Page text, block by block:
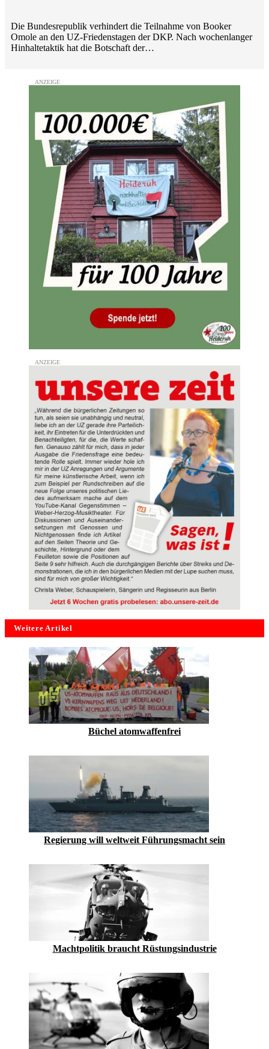
Die Bundesrepublik verhindert die Teilnahme von Booker
Omole an den UZ-Friedenstagen der DKP. Nach wochenlanger
Hinhaltetaktik hat die Botschaft der…
Weitere Artikel
Büchel atomwaffenfrei
Regierung will weltweit Führungsmacht sein
Machtpolitik braucht Rüstungsindustrie